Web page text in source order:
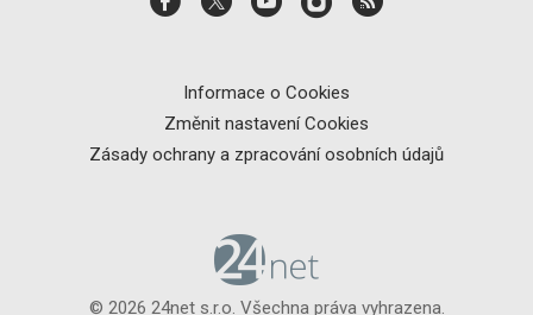
Informace o Cookies
Změnit nastavení Cookies
Zásady ochrany a zpracování osobních údajů
© 2026 24net s.r.o. Všechna práva vyhrazena.